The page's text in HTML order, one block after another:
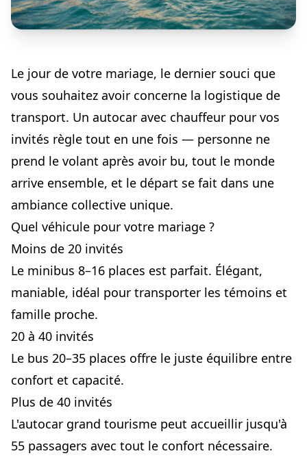
Le jour de votre mariage, le dernier souci que
vous souhaitez avoir concerne la logistique de
transport. Un autocar avec chauffeur pour vos
invités règle tout en une fois — personne ne
prend le volant après avoir bu, tout le monde
arrive ensemble, et le départ se fait dans une
ambiance collective unique.
Quel véhicule pour votre mariage ?
Moins de 20 invités
Le minibus 8–16 places est parfait. Élégant,
maniable, idéal pour transporter les témoins et
famille proche.
20 à 40 invités
Le bus 20–35 places offre le juste équilibre entre
confort et capacité.
Plus de 40 invités
L'autocar grand tourisme peut accueillir jusqu'à
55 passagers avec tout le confort nécessaire.